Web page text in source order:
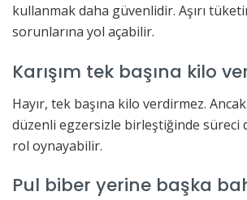
kullanmak daha güvenlidir. Aşırı
sorunlarına yol açabilir.
Karışım tek başına kilo
Hayır, tek başına kilo verdirmez. Ancak
düzenli egzersizle birleştiğinde süreci
rol oynayabilir.
Pul biber yerine başka